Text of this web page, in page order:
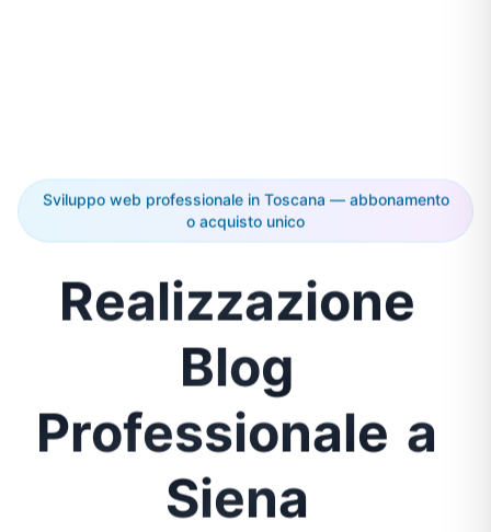
Sviluppo web professionale in Toscana — abbonamento
o acquisto unico
Realizzazione
Blog
Professionale a
Siena